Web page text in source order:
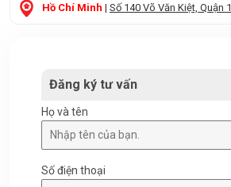
Hồ Chí Minh | Số 140 Võ Văn Kiệt, Quận 1
Đăng ký tư vấn
Họ và tên
Số điện thoại